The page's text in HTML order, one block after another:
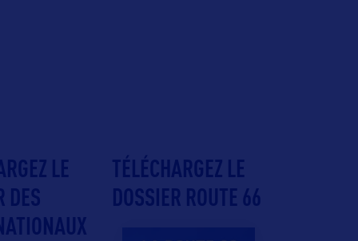
LE
DES
TÉLÉCHARGEZ LE
DOSSIER ROUTE 66